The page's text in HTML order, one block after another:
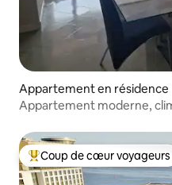
Appartement en résidence
Appartement moderne,
Coups de cœur voyageurs
Coup de cœur voyageurs